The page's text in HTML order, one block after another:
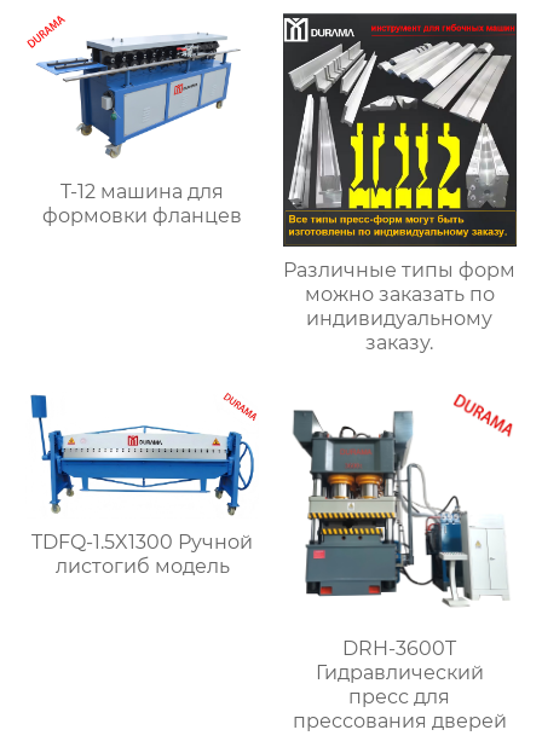
формы для сгибания
листового металла
T-12 машина для
формовки фланцев
Различные типы форм
можно заказать по
индивидуальному
заказу.
TDFQ-1.5X1300 Ручной
листогиб модель
DRH-3600T
Гидравлический
пресс для
прессования дверей